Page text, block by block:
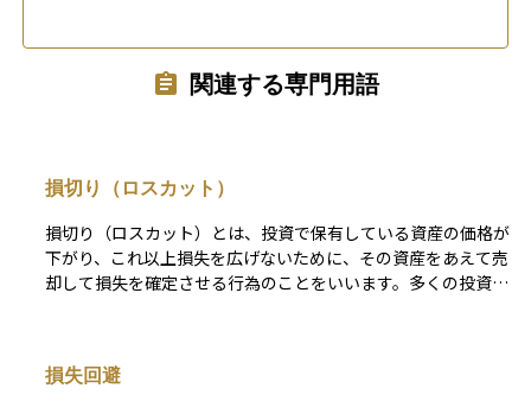
関連する専門用語
損切り（ロスカット）
損切り（ロスカット）とは、投資で保有している資産の価格が
下がり、これ以上損失を広げないために、その資産をあえて売
却して損失を確定させる行為のことをいいます。多くの投資家
失の許容範囲を決めておき、一定の価格に達したら機械的に売
損失回避